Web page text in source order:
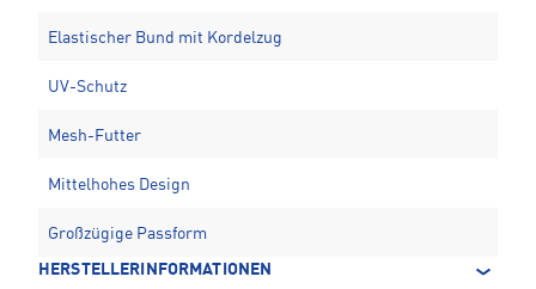
Elastischer Bund mit Kordelzug
UV-Schutz
Mesh-Futter
Mittelhohes Design
Großzügige Passform
HERSTELLERINFORMATIONEN